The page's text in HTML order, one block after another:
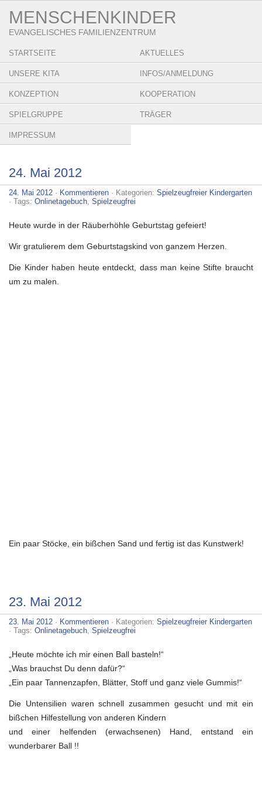
MENSCHENKINDER
EVANGELISCHES FAMILIENZENTRUM
STARTSEITE AKTUELLES
UNSERE KITA INFOS/ANMELDUNG
KONZEPTION KOOPERATION
SPIELGRUPPE TRÄGER
IMPRESSUM
24. Mai 2012
24. Mai 2012 · Kommentieren · Kategorien: Spielzeugfreier Kindergarten
· Tags: Onlinetagebuch, Spielzeugfrei
Heute wurde in der Räuberhöhle Geburtstag gefeiert!
Wir gratulierem dem Geburtstagskind von ganzem Herzen.
Die Kinder haben heute entdeckt, dass man keine Stifte braucht
um zu malen.
Ein paar Stöcke, ein bißchen Sand und fertig ist das Kunstwerk!
23. Mai 2012
23. Mai 2012 · Kommentieren · Kategorien: Spielzeugfreier Kindergarten
· Tags: Onlinetagebuch, Spielzeugfrei
„Heute möchte ich mir einen Ball basteln!“
„Was brauchst Du denn dafür?“
„Ein paar Tannenzapfen, Blätter, Stoff und ganz viele Gummis!“
Die Untensilien waren schnell zusammen gesucht und mit ein
bißchen Hilfestellung von anderen Kindern
und einer helfenden (erwachsenen) Hand, entstand ein
wunderbarer Ball !!